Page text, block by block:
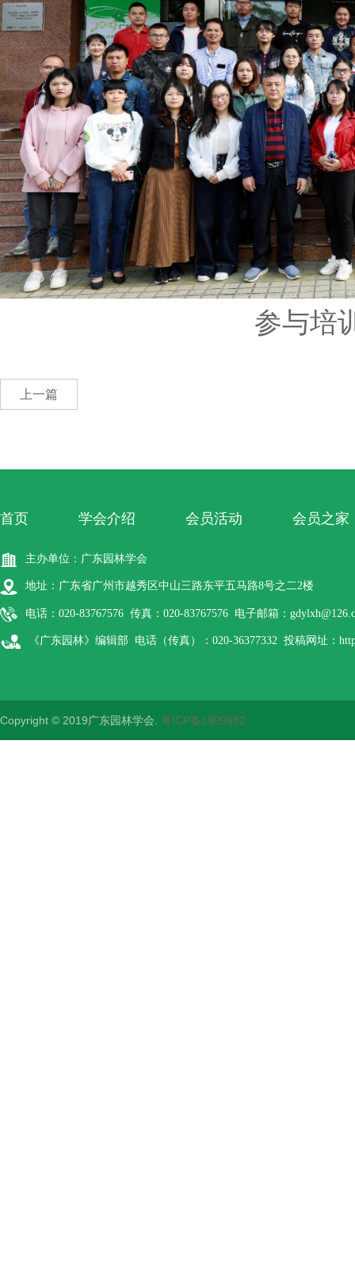
参与培
上一篇
首页 学会介绍 会员活动 会员之家
主办单位：广东园林学会
地址：广东省广州市越秀区中山三路东平五马路8号之二2楼
电话：020-83767576 传真：020-83767576 电子邮箱：
《广东园林》编辑部 电话（传真）：020-36377332 投稿网址：
Copyright © 2019广东园林学会. 粤ICP备1909682